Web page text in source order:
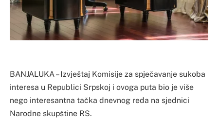
BANJALUKA – Izvještaj Komisije za spječavanje sukoba
interesa u Republici Srpskoj i ovoga puta bio je više
nego interesantna tačka dnevnog reda na sjednici
Narodne skupštine RS.